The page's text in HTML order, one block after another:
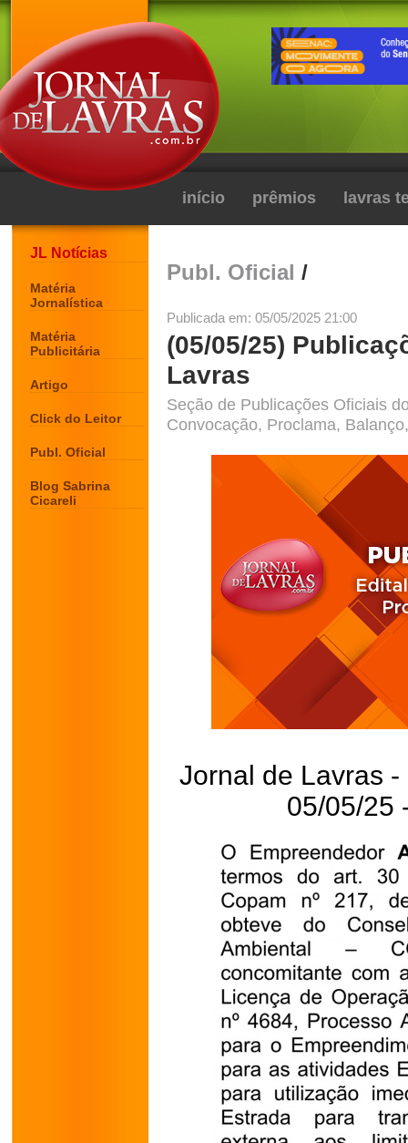
início prêmios lavras
JL Notícias
Matéria
Jornalística
Matéria
Publicitária
Artigo
Click do Leitor
Publ. Oficial
Blog Sabrina
Cicareli
Publ. Oficial /
Publicada em: 05/05/2025 21:00
(05/05/25)
Lavras
Seção de Publicações Oficiais
Convocação, Proclama,
Jornal de Lavras
05/05/25